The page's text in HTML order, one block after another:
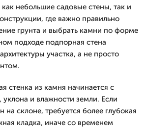
небольшие садовые стены, так и
где важно правильно
грунта и выбрать камни по форме
подходе подпорная стена
участка, а не просто
стенка из камня начинается с
уклона и влажности земли. Если
на склоне, требуется более глубокая
кладка, иначе со временем